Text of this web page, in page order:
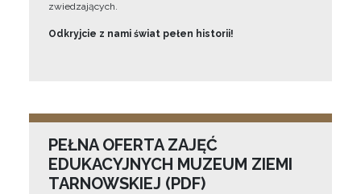
zwiedzających.
Odkryjcie z nami świat pełen historii!
PEŁNA OFERTA ZAJĘĆ
EDUKACYJNYCH MUZEUM ZIEMI
TARNOWSKIEJ (PDF)